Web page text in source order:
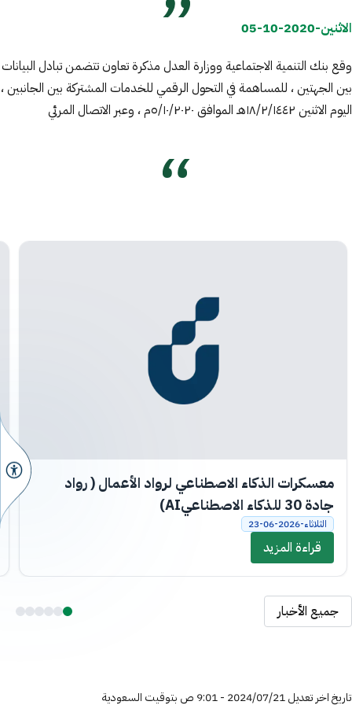
الاثنين-2020-10-05
وقع بنك التنمية الاجتماعية ووزارة العدل مذكرة تعاون تتضمن تبادل البيانات
بين الجهتين ، للمساهمة في التحول الرقمي للخدمات المشتركة بين الجانبين ،
اليوم الاثنين ١٨/٢/١٤٤٢هـ الموافق ٥/١٠/٢٠٢٠م ، وعبر الاتصال المرئي
معسكرات الذكاء الاصطناعي لرواد الأعمال ( رواد
جادة 30 للذكاء الاصطناعيAI)
الثلاثاء-2026-06-23
قراءة المزيد
جميع الأخبار
تاريخ اخر تعديل 21‏/07‏/2024 - 9:01 ص بتوقيت السعودية